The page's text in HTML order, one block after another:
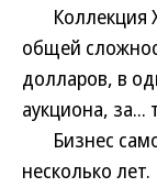
Коллекция
общей
долларов, в
аукциона,
Бизнес
несколько лет.